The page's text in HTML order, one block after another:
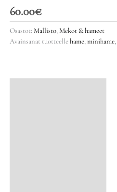
60.00€
Osastot: Mallisto, Mekot & hameet
Avainsanat tuotteellehame,minihame,